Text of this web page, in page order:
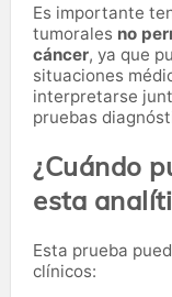
Es importante
tumorales no
cáncer, ya que
situaciones
interpretarse
pruebas
¿Cuándo
esta
Esta prueba
clínicos: